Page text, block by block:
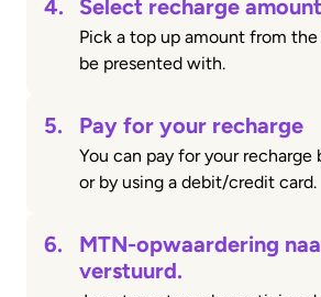
4. Select recharge amount
Pick a top up amount from
be presented with.
5. Pay for your recharge
You can pay for your recharge
or by using a debit/credit card.
6.
MTN-opwaardering
verstuurd.